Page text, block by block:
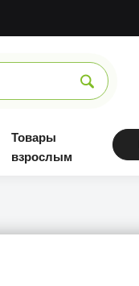
Товары
взрослым